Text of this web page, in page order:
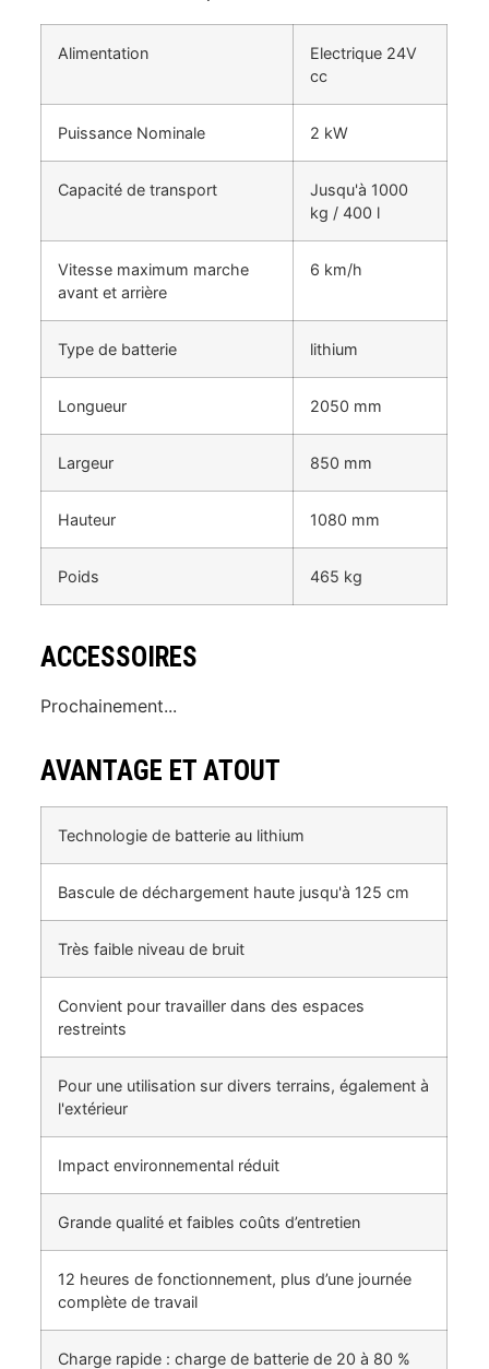
ACCESSOIRES
Prochainement...
AVANTAGE ET ATOUT
Technologie de batterie au lithium
Bascule de déchargement haute jusqu'à 125 cm
Très faible niveau de bruit
Convient pour travailler dans des espaces
restreints
Pour une utilisation sur divers terrains, également à
l'extérieur
Impact environnemental réduit
Grande qualité et faibles coûts d’entretien
12 heures de fonctionnement, plus d’une journée
complète de travail
Charge rapide : charge de batterie de 20 à 80 %
Alimentation
Electrique 24V
cc
Puissance Nominale 2 kW
Capacité de transport
Jusqu'à 1000
kg / 400 l
Vitesse maximum marche
avant et arrière
6 km/h
Type de batterie lithium
Longueur 2050 mm
Largeur 850 mm
Hauteur 1080 mm
Poids 465 kg